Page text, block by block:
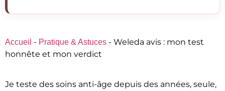
Accueil - Pratique & Astuces - Weleda avis : mon test
honnête et mon verdict
Je teste des soins anti-âge depuis des années, seule,